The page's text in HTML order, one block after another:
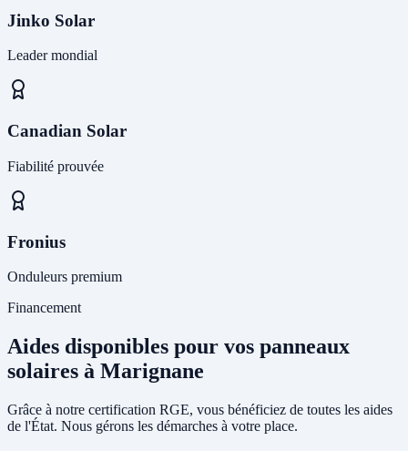
Jinko Solar
Leader mondial
Canadian Solar
Fiabilité prouvée
Fronius
Onduleurs premium
Financement
Aides disponibles pour vos panneaux
solaires à Marignane
Grâce à notre certification RGE, vous bénéficiez de toutes les aides
de l'État. Nous gérons les démarches à votre place.